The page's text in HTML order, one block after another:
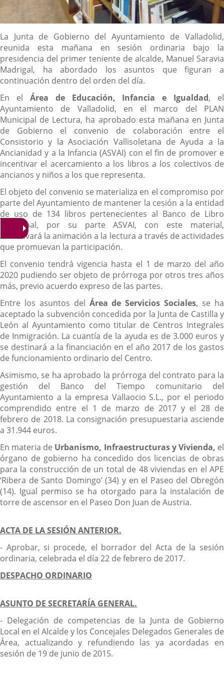
Descripción
La Junta de Gobierno del Ayuntamiento de Valladolid,
reunida esta mañana en sesión ordinaria bajo la
presidencia del primer teniente de alcalde, Manuel Saravia
Madrigal, ha abordado los asuntos que figuran a
continuación dentro del orden del día.
En el Área de Educación, Infancia e Igualdad, el
Ayuntamiento de Valladolid, en el marco del PLAN
Municipal de Lectura, ha aprobado esta mañana en Junta
de Gobierno el convenio de colaboración entre el
Consistorio y la Asociación Vallisoletana de Ayuda a la
Ancianidad y a la Infancia (ASVAI) con el fin de promover e
incentivar el acercamiento a los libros a los colectivos de
ancianos y niños a los que representa.
El objeto del convenio se materializa en el compromiso por
parte del Ayuntamiento de mantener la cesión a la entidad
de uso de 134 libros pertenecientes al Banco de Libro
Municipal, por su parte ASVAI, con este material,
incentivará la animación a la lectura a través de actividades
que promuevan la participación.
El convenio tendrá vigencia hasta el 1 de marzo del año
2020 pudiendo ser objeto de prórroga por otros tres años
más, previo acuerdo expreso de las partes.
Entre los asuntos del Área de Servicios Sociales, se ha
aceptado la subvención concedida por la Junta de Castilla y
León al Ayuntamiento como titular de Centros Integrales
de Inmigración. La cuantía de la ayuda es de 3.000 euros y
se destinará a la financiación en el año 2017 de los gastos
de funcionamiento ordinario del Centro.
Asimismo, se ha aprobado la prórroga del contrato para la
gestión del Banco del Tiempo comunitario del
Ayuntamiento a la empresa Vallaocio S.L., por el periodo
comprendido entre el 1 de marzo de 2017 y el 28 de
febrero de 2018. La consignación presupuestaria asciende
a 31.944 euros.
En materia de Urbanismo, Infraestructuras y Vivienda, el
órgano de gobierno ha concedido dos licencias de obras
para la construcción de un total de 48 viviendas en el APE
‘Ribera de Santo Domingo’ (34) y en el Paseo del Obregón
(14). Igual permiso se ha otorgado para la instalación de
torre de ascensor en el Paseo Don Juan de Austria.
ACTA DE LA SESIÓN ANTERIOR.
- Aprobar, si procede, el borrador del Acta de la sesión
ordinaria, celebrada el día 22 de febrero de 2017.
DESPACHO ORDINARIO
ASUNTO DE SECRETARÍA GENERAL.
- Delegación de competencias de la Junta de Gobierno
Local en el Alcalde y los Concejales Delegados Generales de
Área, actualizando y refundiendo las ya acordadas en
sesión de 19 de junio de 2015.